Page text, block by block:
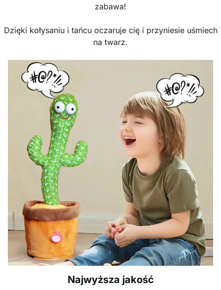
zabawa!
Dzięki kołysaniu i tańcu oczaruje cię i przyniesie uśmiech
na twarz.
Najwyższa jakość